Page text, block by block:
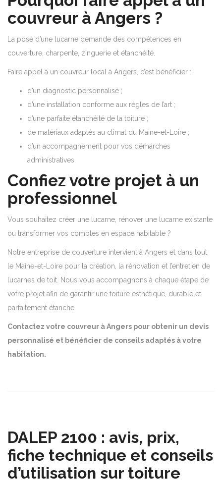
couvreur à Angers ?
La pose d’une lucarne demande des compétences en
couverture, charpente, zinguerie et étanchéité.
Faire appel à un couvreur local à Angers, c’est bénéficier :
d’un diagnostic personnalisé ;
d’une installation conforme aux règles de l’art ;
d’une parfaite étanchéité de la toiture ;
de matériaux adaptés au climat du Maine-et-Loire ;
d’un accompagnement pour vos démarches
administratives.
Confiez votre projet à un
professionnel
Vous souhaitez créer une lucarne, rénover une lucarne existante
ou transformer vos combles en espace habitable ?
Notre entreprise de couverture intervient à Angers et dans tout
le Maine-et-Loire pour la création, la rénovation et l’entretien de
lucarnes de toit. Nous vous accompagnons à chaque étape de
votre projet afin de garantir une toiture esthétique, durable et
parfaitement étanche.
Contactez votre couvreur à Angers pour obtenir un devis
personnalisé et bénéficier de conseils adaptés à votre
habitation.
DALEP 2100 : avis, prix,
fiche technique et conseils
d’utilisation sur toiture